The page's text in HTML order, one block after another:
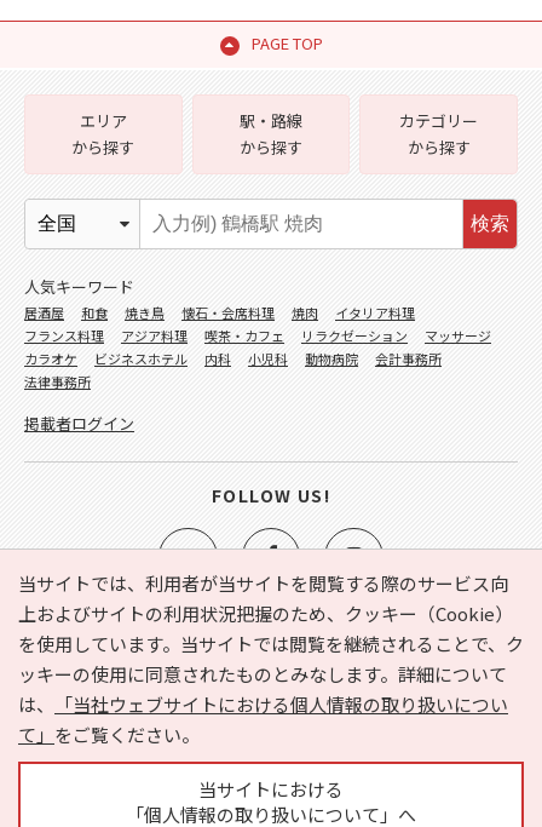
PAGE TOP
当サイトでは、利用者が当サイトを閲覧する際のサービス向
上およびサイトの利用状況把握のため、クッキー（Cookie）
を使用しています。当サイトでは閲覧を継続されることで、ク
ッキーの使用に同意されたものとみなします。詳細について
は、
「当社ウェブサイトにおける個人情報の取り扱いについ
て」 をご覧ください。
当サイトにおける
「個人情報の取り扱いについて」へ
e-NAVITA（イーナビタ）とは？ お気に入り
ヘルプ
利用規約
個人情報の取り扱いについて
運営会社
サイトマップ
広告掲載に関するお問い合わせ
エリア
から探す
駅・路線
から探す
カテゴリー
から探す
検索
人気キーワード
居酒屋 和食 焼き鳥 懐石・会席料理 焼肉
イタリア料理
フランス料理
アジア料理 喫茶・カフェ リラクゼーション
マッサージ
カラオケ
ビジネスホテル 内科 小児科 動物病院
会計事務所
法律事務所
掲載者ログイン
FOLLOW US!